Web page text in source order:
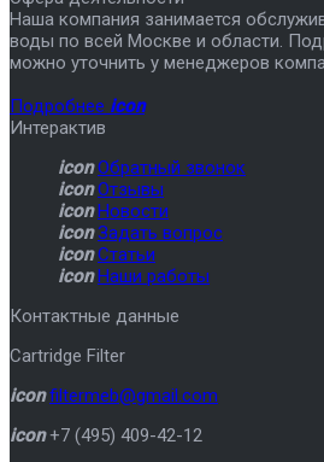
Наша компания занимается
воды по всей Москве и области.
можно уточнить у менеджеров
Подробнее icon
Интерактив
icon Обратный звонок
icon Отзывы
icon Новости
icon Задать вопрос
icon Статьи
icon Наши работы
Контактные данные
Cartridge Filter
icon filtermeb@gmail.com
icon +7 (495) 409-42-12